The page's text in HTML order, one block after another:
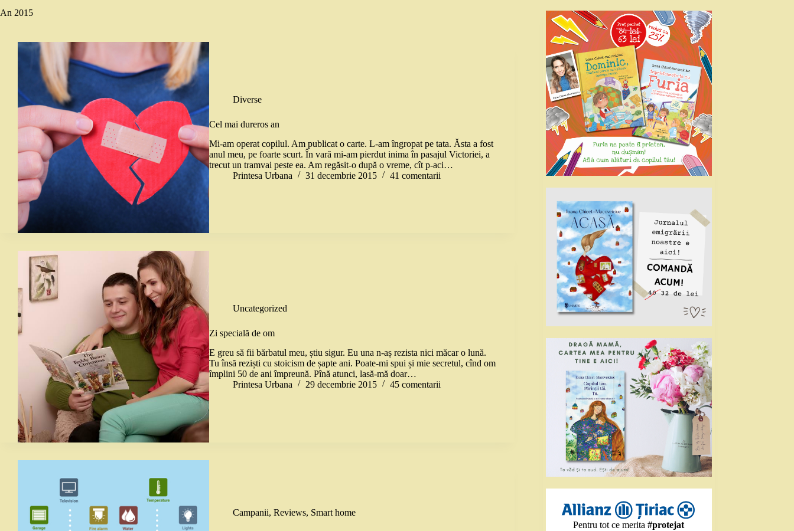
An 2015
Diverse
Cel mai dureros an
Mi-am operat copilul. Am publicat o carte. L-am îngropat pe tata. Ăsta a fost
anul meu, pe foarte scurt. În vară mi-am pierdut inima în pasajul Victoriei, a
trecut un tramvai peste ea. Am regăsit-o după o vreme, cît p-aci…
Printesa Urbana
31 decembrie 2015 41 comentarii
Uncategorized
Zi specială de om
E greu să fii bărbatul meu, știu sigur. Eu una n-aș rezista nici măcar o lună.
Tu însă reziști cu stoicism de șapte ani. Poate-mi spui și mie secretul, cînd om
împlini 50 de ani împreună. Pînă atunci, lasă-mă doar…
Printesa Urbana
29 decembrie 2015 45 comentarii
Campanii,Reviews, Smart home
Pentru tot ce merita#protejat